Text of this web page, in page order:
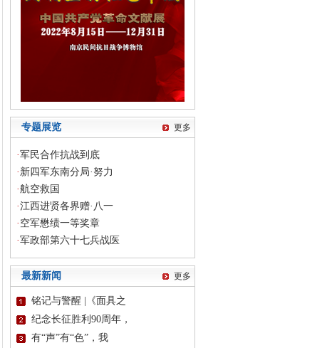
专题展览 更多
·军民合作抗战到底
· 新四军东南分局·努力
·航空救国
·江西进贤各界赠·八一
· 空军懋绩一等奖章
·军政部第六十七兵战医
最新新闻 更多
铭记与警醒 |《面具之
纪念长征胜利90周年，
有“声”有“色”，我